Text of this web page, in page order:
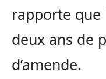
rapporte que
deux ans de
d’amende.